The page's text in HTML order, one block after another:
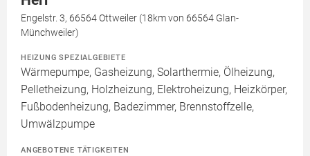
Engelstr. 3, 66564 Ottweiler (18km von 66564 Glan-
Münchweiler)
HEIZUNG SPEZIALGEBIETE
Wärmepumpe, Gasheizung, Solarthermie, Ölheizung,
Pelletheizung, Holzheizung, Elektroheizung, Heizkörper,
Fußbodenheizung, Badezimmer, Brennstoffzelle,
Umwälzpumpe
ANGEBOTENE TÄTIGKEITEN